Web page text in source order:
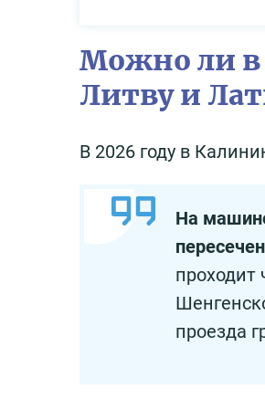
Можно ли в
Литву и
В 2026 году в
На
проезда